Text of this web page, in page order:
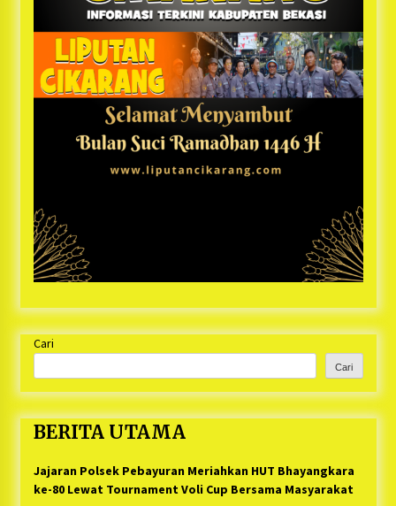
Cari
Cari
BERITA UTAMA
Jajaran Polsek Pebayuran Meriahkan HUT Bhayangkara
ke-80 Lewat Tournament Voli Cup Bersama Masyarakat